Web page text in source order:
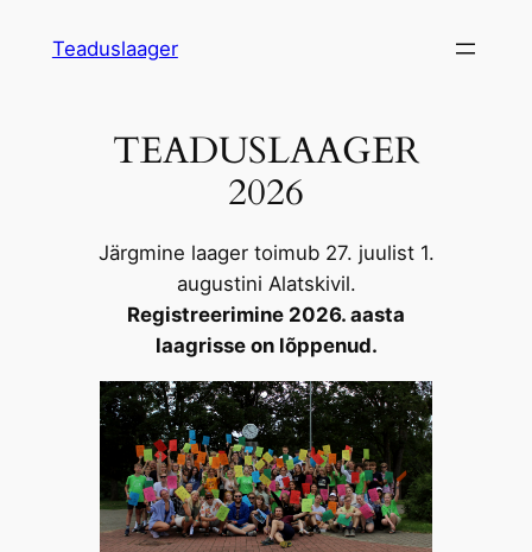
Teaduslaager
TEADUSLAAGER
2026
Järgmine laager toimub 27. juulist 1.
augustini Alatskivil.
Registreerimine 2026. aasta
laagrisse on lõppenud.